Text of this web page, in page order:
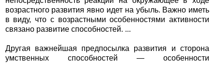
возрастного развития явно идет на убыль. Важно иметь
в виду, что с возрастными особенностями активности
связано развитие способностей. ...
Другая важнейшая предпосылка развития и сторона
умственных способностей — особенности